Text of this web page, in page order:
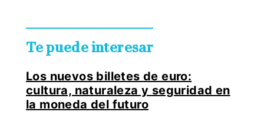
Te puede interesar
Los nuevos billetes de euro:
cultura, naturaleza y seguridad en
la moneda del futuro